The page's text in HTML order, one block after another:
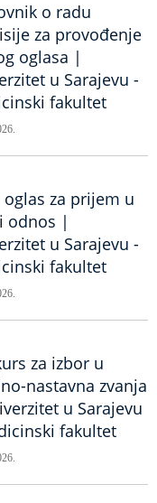
o radu
za provođenje
oglasa |
u Sarajevu -
fakultet
oglas za prijem u
odnos |
u Sarajevu -
fakultet
za izbor u
nastavna zvanja
u Sarajevu
fakultet